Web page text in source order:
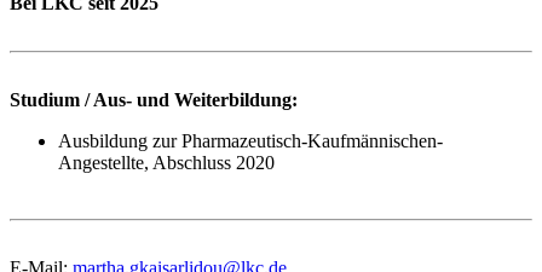
Studium / Aus- und Weiterbildung:
Ausbildung zur Pharmazeutisch-Kaufmännischen-
Angestellte, Abschluss 2020